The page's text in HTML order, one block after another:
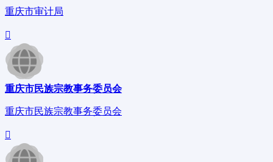
重庆市审计局
重庆市民族宗教事务委员会
重庆市民族宗教事务委员会